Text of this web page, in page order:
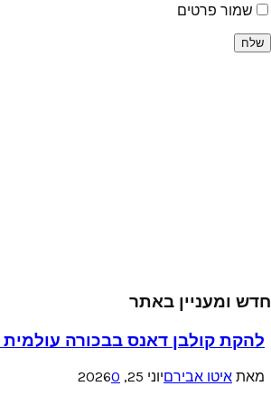
שמור פרטים
חדש ומעניין באתר
להקת קולבן דאנס בבכורה
מאת איטו אבירםיוני 25, 2026 0